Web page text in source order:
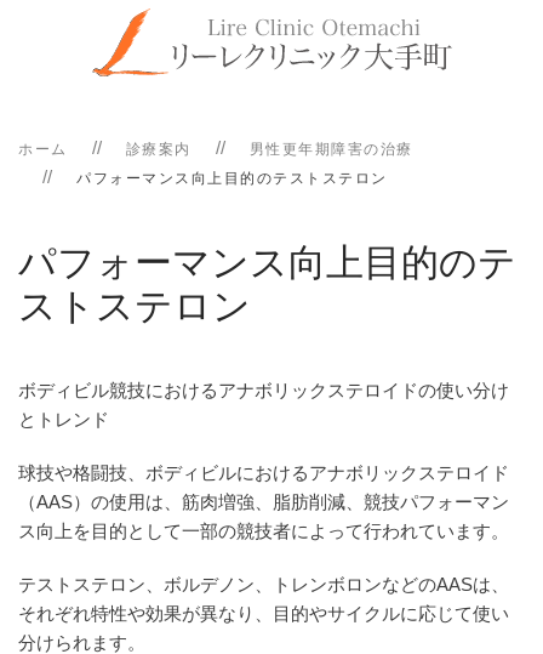
ホーム 診療案内
男性更年期障害の治療
パフォーマンス向上目的のテストステロン
パフォーマンス向上目的のテ
ストステロン
ボディビル競技におけるアナボリックステロイドの使い分け
とトレンド
球技や格闘技、ボディビルにおけるアナボリックステロイド
（AAS）の使用は、筋肉増強、脂肪削減、競技パフォーマン
ス向上を目的として一部の競技者によって行われています。
テストステロン、ボルデノン、トレンボロンなどのAASは、
それぞれ特性や効果が異なり、目的やサイクルに応じて使い
分けられます。